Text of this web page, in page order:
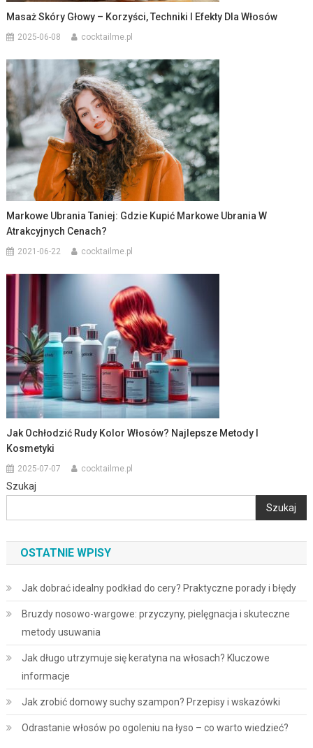
Masaż Skóry Głowy – Korzyści, Techniki I Efekty Dla Włosów
2025-06-08 cocktailme.pl
Markowe Ubrania Taniej: Gdzie Kupić Markowe Ubrania W
Atrakcyjnych Cenach?
2021-06-22 cocktailme.pl
Jak Ochłodzić Rudy Kolor Włosów? Najlepsze Metody I
Kosmetyki
2025-07-07 cocktailme.pl
Szukaj
Szukaj
OSTATNIE WPISY
Jak dobrać idealny podkład do cery? Praktyczne porady i błędy
Bruzdy nosowo-wargowe: przyczyny, pielęgnacja i skuteczne
metody usuwania
Jak długo utrzymuje się keratyna na włosach? Kluczowe
informacje
Jak zrobić domowy suchy szampon? Przepisy i wskazówki
Odrastanie włosów po ogoleniu na łyso – co warto wiedzieć?